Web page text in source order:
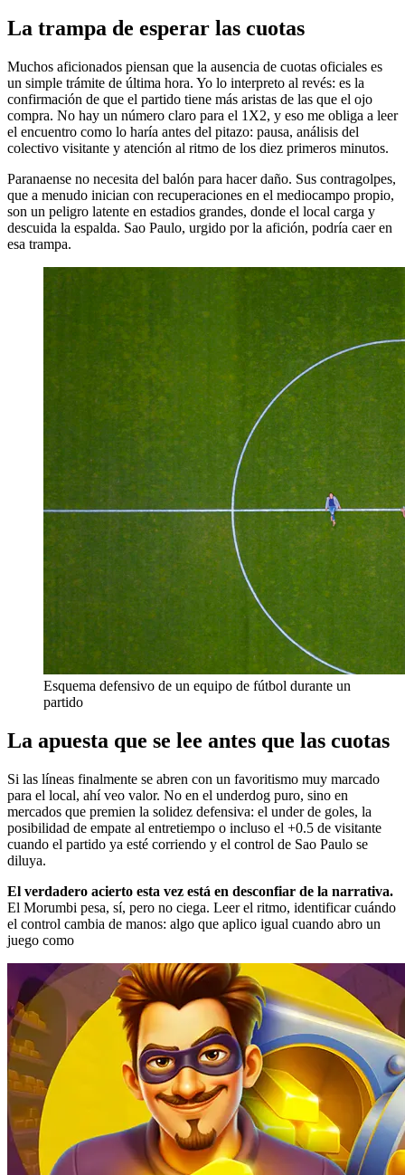
La trampa de esperar las cuotas
Muchos aficionados piensan que la ausencia de cuotas oficiales es
un simple trámite de última hora. Yo lo interpreto al revés: es la
confirmación de que el partido tiene más aristas de las que el ojo
compra. No hay un número claro para el 1X2, y eso me obliga a leer
el encuentro como lo haría antes del pitazo: pausa, análisis del
colectivo visitante y atención al ritmo de los diez primeros minutos.
Paranaense no necesita del balón para hacer daño. Sus contragolpes,
que a menudo inician con recuperaciones en el mediocampo propio,
son un peligro latente en estadios grandes, donde el local carga y
descuida la espalda. Sao Paulo, urgido por la afición, podría caer en
esa trampa.
Esquema defensivo de un equipo de fútbol durante un
partido
La apuesta que se lee antes que las cuotas
Si las líneas finalmente se abren con un favoritismo muy marcado
para el local, ahí veo valor. No en el underdog puro, sino en
mercados que premien la solidez defensiva: el under de goles, la
posibilidad de empate al entretiempo o incluso el +0.5 de visitante
cuando el partido ya esté corriendo y el control de Sao Paulo se
diluya.
El verdadero acierto esta vez está en desconfiar de la narrativa.
El Morumbi pesa, sí, pero no ciega. Leer el ritmo, identificar cuándo
el control cambia de manos: algo que aplico igual cuando abro un
juego como